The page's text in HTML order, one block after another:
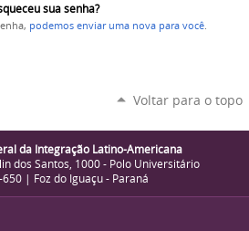
sua senha?
podemos enviar uma nova para você.
Voltar para o topo
da Integração Latino-Americana
dos Santos, 1000 - Polo Universitário
650 | Foz do Iguaçu - Paraná